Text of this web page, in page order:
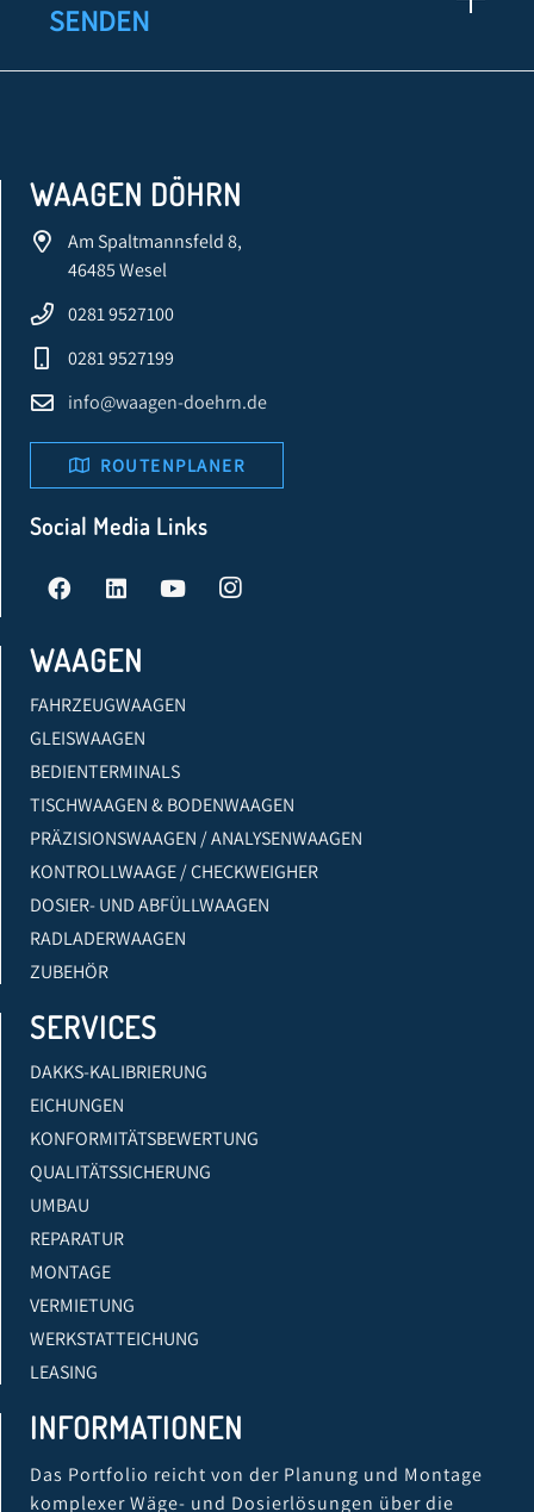
SENDEN
WAAGEN DÖHRN
Am Spaltmannsfeld 8,
46485 Wesel
0281 9527100
0281 9527199
info@waagen-doehrn.de
ROUTENPLANER
Social Media Links
WAAGEN
FAHRZEUGWAAGEN
GLEISWAAGEN
BEDIENTERMINALS
TISCHWAAGEN & BODENWAAGEN
PRÄZISIONSWAAGEN / ANALYSENWAAGEN
KONTROLLWAAGE / CHECKWEIGHER
DOSIER- UND ABFÜLLWAAGEN
RADLADERWAAGEN
ZUBEHÖR
SERVICES
DAKKS-KALIBRIERUNG
EICHUNGEN
KONFORMITÄTSBEWERTUNG
QUALITÄTSSICHERUNG
UMBAU
REPARATUR
MONTAGE
VERMIETUNG
WERKSTATTEICHUNG
LEASING
INFORMATIONEN
Das Portfolio reicht von der Planung und Montage
komplexer Wäge- und Dosierlösungen über die